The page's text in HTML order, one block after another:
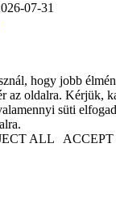
07-31
hogy jobb
az oldalra. Kérjük,
süti
ALL